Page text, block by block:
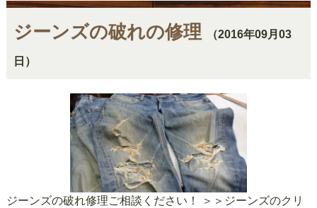
ジーンズの破れの修理 （2016年09月03
日）
ジーンズの破れ修理ご相談ください！ ＞＞ジーンズのクリ